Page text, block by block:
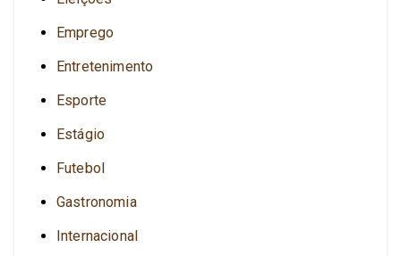
Emprego
Entretenimento
Esporte
Estágio
Futebol
Gastronomia
Internacional